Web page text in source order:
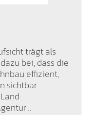
trägt als
bei, dass die
effizient,
sichtbar